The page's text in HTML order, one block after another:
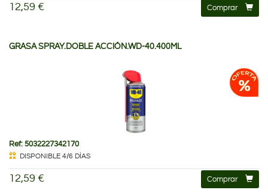
12,59 € Comprar
GRASA SPRAY.DOBLE ACCIÓN.WD-40.400ML
Ref: 5032227342170
DISPONIBLE 4/6 DÍAS
12,59 € Comprar